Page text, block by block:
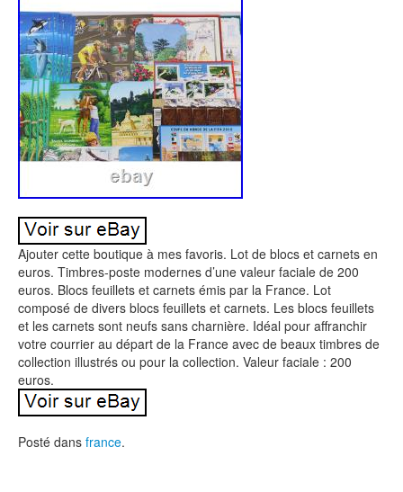
Ajouter cette boutique à mes favoris. Lot de blocs et carnets en
euros. Timbres-poste modernes d’une valeur faciale de 200
euros. Blocs feuillets et carnets émis par la France. Lot
composé de divers blocs feuillets et carnets. Les blocs feuillets
et les carnets sont neufs sans charnière. Idéal pour affranchir
votre courrier au départ de la France avec de beaux timbres de
collection illustrés ou pour la collection. Valeur faciale : 200
euros.
Posté dans france.